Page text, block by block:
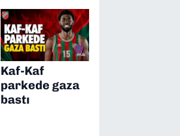
Kaf-Kaf
parkede gaza
bastı